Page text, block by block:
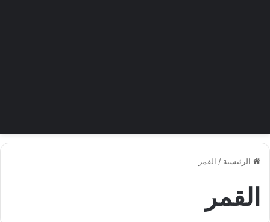
الرئيسية / القمر
القمر